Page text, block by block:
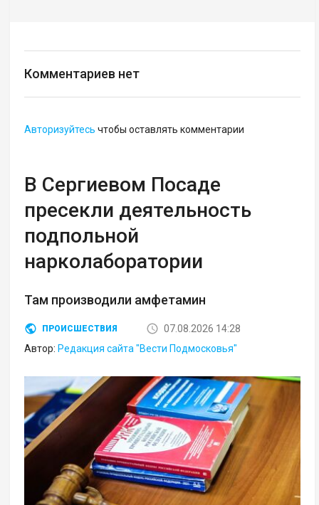
Комментариев нет
Авторизуйтесь чтобы оставлять комментарии
В Сергиевом Посаде
пресекли деятельность
подпольной
нарколаборатории
Там производили амфетамин
ПРОИСШЕСТВИЯ
07.08.2026 14:28
Автор: Редакция сайта "Вести Подмосковья"